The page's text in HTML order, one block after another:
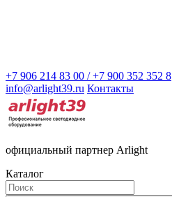
+7 906 214 83 00 / +7 900 352 352 8
info@arlight39.ru Контакты
официальный партнер Arlight
Каталог